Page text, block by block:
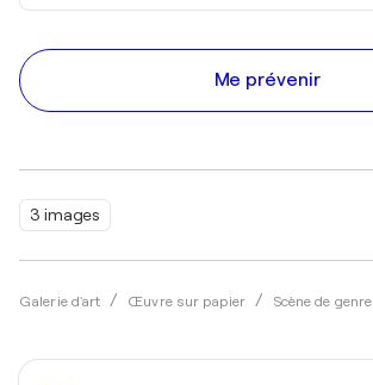
3 images
Galerie d'art Œuvre sur papier Scène de genre
Me prévenir